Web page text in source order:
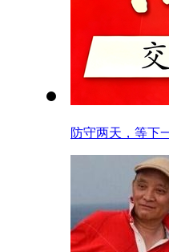
防守两天，等下